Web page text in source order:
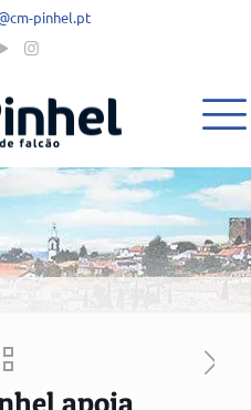
pinhel.pt